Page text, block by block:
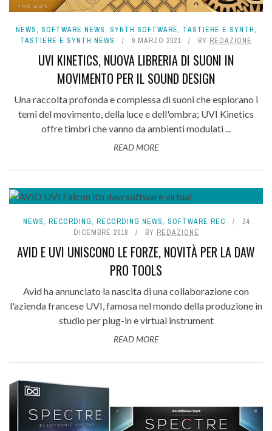
NEWS, SOFTWARE NEWS, SYNTH SOFTWARE, TASTIERE E SYNTH,
TASTIERE E SYNTH NEWS
9 MARZO 2021 BY REDAZIONE
UVI KINETICS, NUOVA LIBRERIA DI SUONI IN
MOVIMENTO PER IL SOUND DESIGN
Una raccolta profonda e complessa di suoni che esplorano i
temi del movimento, della luce e dell'ombra; UVI Kinetics
offre timbri che vanno da ambienti modulati ...
READ MORE
NEWS, RECORDING, RECORDING NEWS, SOFTWARE REC
24
DICEMBRE 2018
BY REDAZIONE
AVID E UVI UNISCONO LE FORZE, NOVITÀ PER LA DAW
PRO TOOLS
Avid ha annunciato la nascita di una collaborazione con
l'azienda francese UVI, famosa nel mondo della produzione in
studio per plug-in e virtual instrument
READ MORE